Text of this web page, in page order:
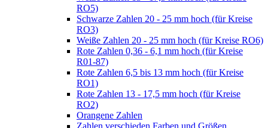
RO5)
Schwarze Zahlen 20 - 25 mm hoch (für Kreise
RO3)
Weiße Zahlen 20 - 25 mm hoch (für Kreise RO6)
Rote Zahlen 0,36 - 6,1 mm hoch (für Kreise
R01-87)
Rote Zahlen 6,5 bis 13 mm hoch (für Kreise
RO1)
Rote Zahlen 13 - 17,5 mm hoch (für Kreise
RO2)
Orangene Zahlen
Zahlen verschieden Farben und Größen